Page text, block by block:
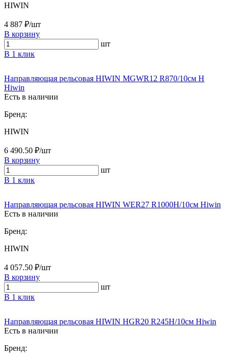
HIWIN
4 887 ₽/шт
В корзину
шт
В 1 клик
Направляющая рельсовая HIWIN MGWR12 R870/10см H
Hiwin
Есть в наличии
Бренд:
HIWIN
6 490.50 ₽/шт
В корзину
шт
В 1 клик
Направляющая рельсовая HIWIN WER27 R1000H/10см Hiwin
Есть в наличии
Бренд:
HIWIN
4 057.50 ₽/шт
В корзину
шт
В 1 клик
Направляющая рельсовая HIWIN HGR20 R245H/10см Hiwin
Есть в наличии
Бренд: